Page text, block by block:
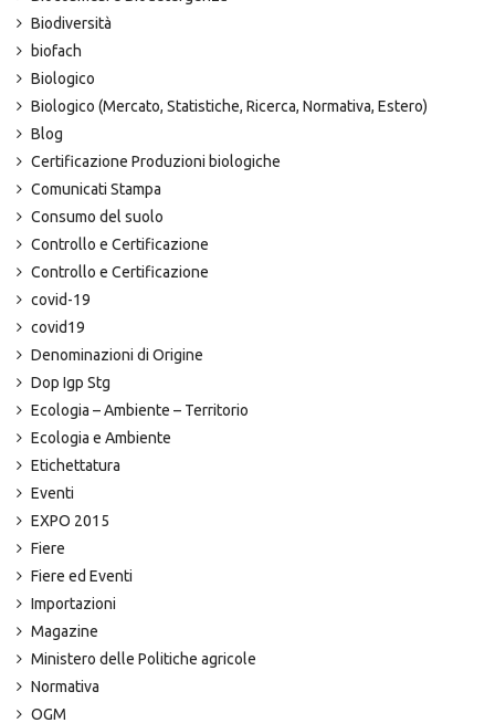
Biodiversità
biofach
Biologico
Biologico (Mercato, Statistiche, Ricerca, Normativa, Estero)
Blog
Certificazione Produzioni biologiche
Comunicati Stampa
Consumo del suolo
Controllo e Certificazione
Controllo e Certificazione
covid-19
covid19
Denominazioni di Origine
Dop Igp Stg
Ecologia – Ambiente – Territorio
Ecologia e Ambiente
Etichettatura
Eventi
EXPO 2015
Fiere
Fiere ed Eventi
Importazioni
Magazine
Ministero delle Politiche agricole
Normativa
OGM